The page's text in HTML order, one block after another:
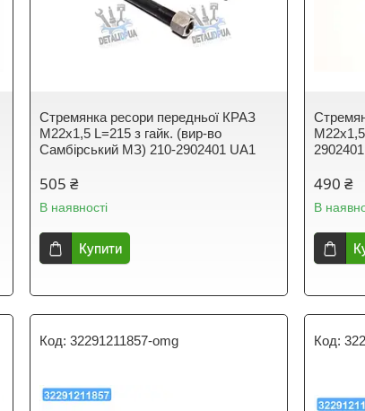
Стремянка ресори передньої КРАЗ
М22х1,5 L=215 з гайк. (вир-во
Самбірський МЗ) 210-2902401 UA1
505 ₴
В наявності
Купити
490 ₴
В
32291211857-omg